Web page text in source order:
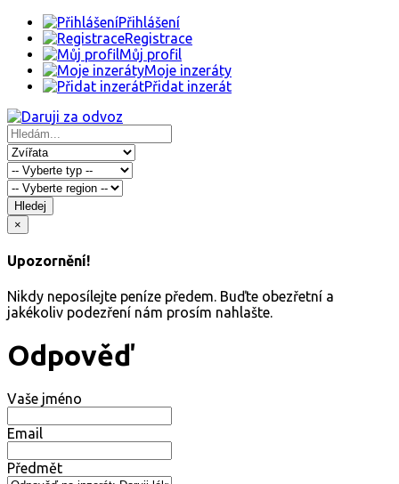
Přihlášení
Registrace
Můj profil
Moje inzeráty
Přidat inzerát
Hledej
×
Upozornění!
Nikdy neposílejte peníze předem. Buďte obezřetní a
jakékoliv podezření nám prosím nahlašte.
Odpověď
Vaše jméno
Email
Předmět